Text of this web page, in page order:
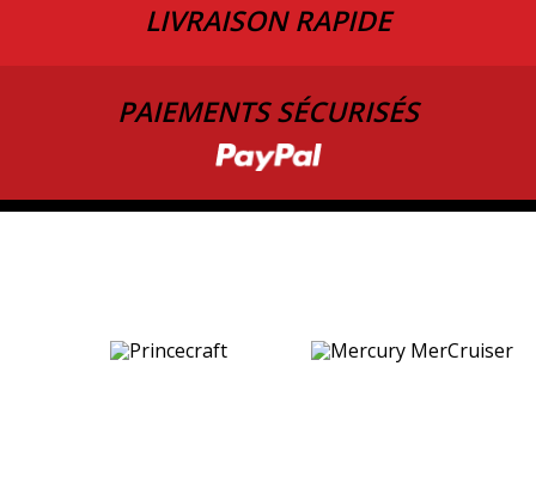
LIVRAISON RAPIDE
PAIEMENTS SÉCURISÉS